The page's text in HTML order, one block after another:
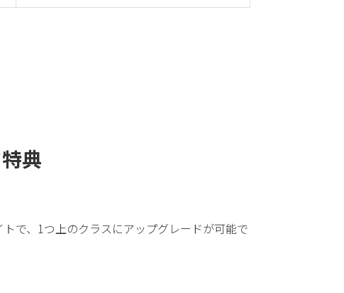
典
で、1つ上のクラスにアップグレードが可能で